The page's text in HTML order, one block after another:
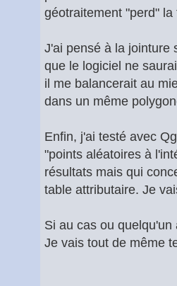
géotraitement "perd"
J'ai pensé à la jointure
que le logiciel ne
il me balancerait au
dans un même
Enfin, j'ai testé avec
"points aléatoires à
résultats mais qui
table attributaire. Je
Si au cas ou
Je vais tout de même